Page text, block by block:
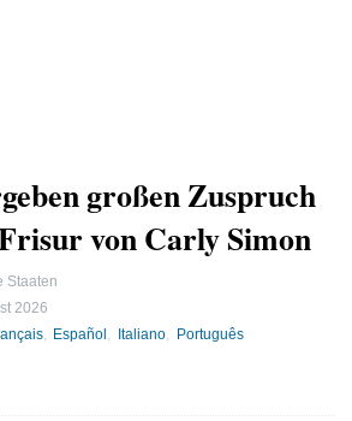
großen Zuspruch
von Carly Simon
Staaten
2026
Español Italiano Português